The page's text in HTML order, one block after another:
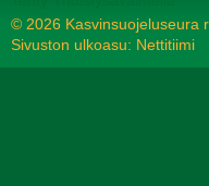
© 2026 Kasvinsuojeluseura
Sivuston ulkoasu: Nettitiimi